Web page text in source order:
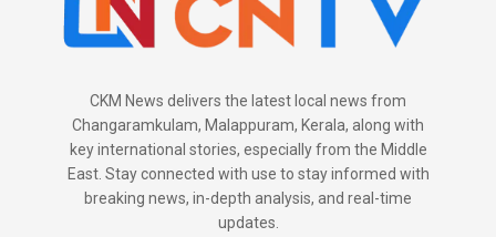
CKM News delivers the latest local news from
Changaramkulam, Malappuram, Kerala, along with
key international stories, especially from the Middle
East. Stay connected with use to stay informed with
breaking news, in-depth analysis, and real-time
updates.